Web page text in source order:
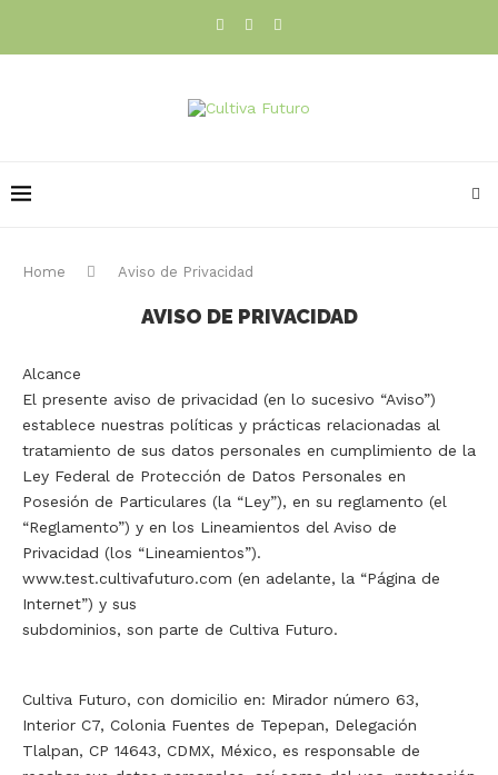
Home Aviso de Privacidad
AVISO DE PRIVACIDAD
Alcance
El presente aviso de privacidad (en lo sucesivo “Aviso”)
establece nuestras políticas y prácticas relacionadas al
tratamiento de sus datos personales en cumplimiento de la
Ley Federal de Protección de Datos Personales en
Posesión de Particulares (la “Ley”), en su reglamento (el
“Reglamento”) y en los Lineamientos del Aviso de
Privacidad (los “Lineamientos”).
www.test.cultivafuturo.com (en adelante, la “Página de
Internet”) y sus
subdominios, son parte de Cultiva Futuro.
Cultiva Futuro, con domicilio en: Mirador número 63,
Interior C7, Colonia Fuentes de Tepepan, Delegación
Tlalpan, CP 14643, CDMX, México, es responsable de